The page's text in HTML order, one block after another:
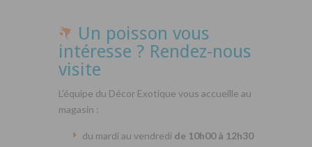
Un poisson vous
intéresse ? Rendez-nous
visite
L’équipe du Décor Exotique vous accueille au
magasin :
du mardi au vendredi de 10h00 à 12h30